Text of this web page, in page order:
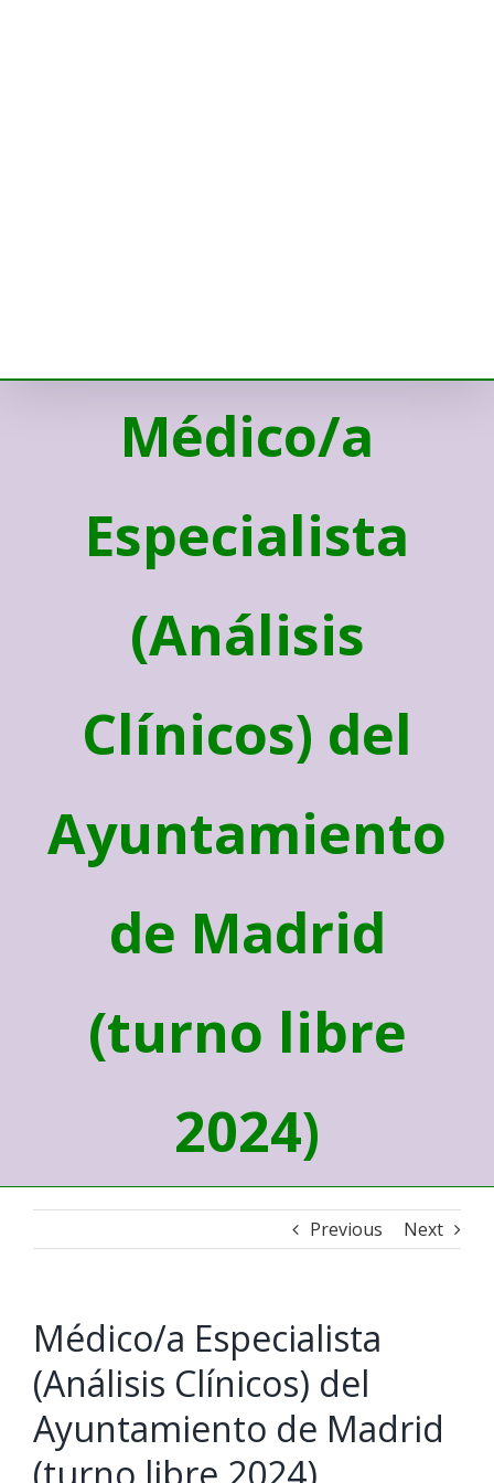
Médico/a
Especialista
(Análisis
Clínicos) del
Ayuntamiento
de Madrid
(turno libre
2024)
Previous Next
Médico/a Especialista
(Análisis Clínicos) del
Ayuntamiento de Madrid
(turno libre 2024)